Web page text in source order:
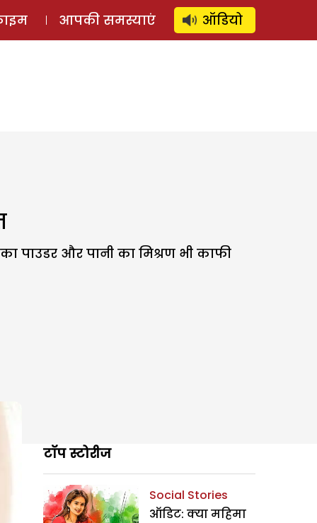
लॉग इन ⚲ SUBSCRIBE
आपकी समस्याएं ऑडियो
पाउडर और पानी का मिश्रण भी काफी
टॉप स्टोरीज
Social Stories
ऑडिट: क्या महिमा